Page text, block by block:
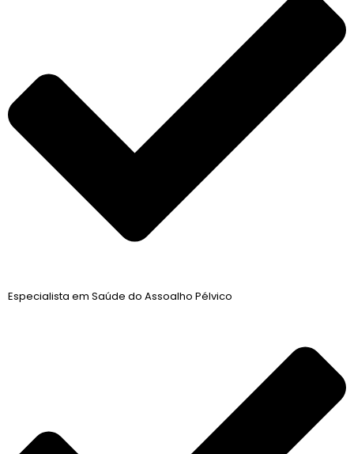
Especialista em Saúde do Assoalho Pélvico